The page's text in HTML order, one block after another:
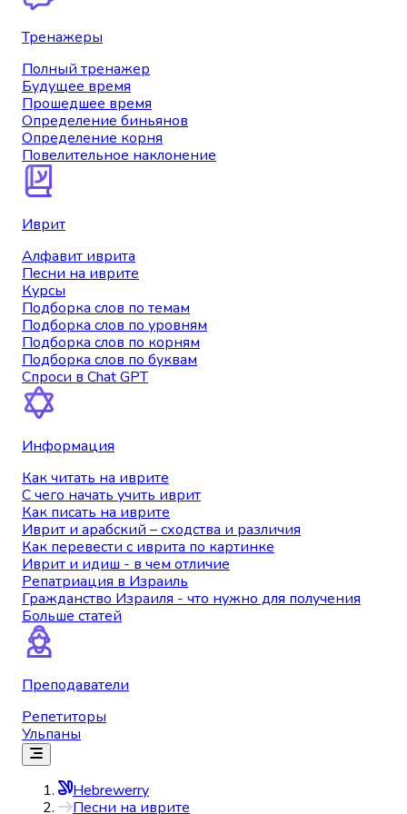
Тренажеры
Полный тренажер
Будущее время
Прошедшее время
Определение биньянов
Определение корня
Повелительное наклонение
Иврит
Алфавит иврита
Песни на иврите
Курсы
Подборка слов по темам
Подборка слов по уровням
Подборка слов по корням
Подборка слов по буквам
Спроси в Chat GPT
Информация
Как читать на иврите
С чего начать учить иврит
Как писать на иврите
Иврит и арабский – сходства и различия
Как перевести с иврита по картинке
Иврит и идиш - в чем отличие
Репатриация в Израиль
Гражданство Израиля - что нужно для получения
Больше статей
Преподаватели
Репетиторы
Ульпаны
Hebrewerry
Песни на иврите